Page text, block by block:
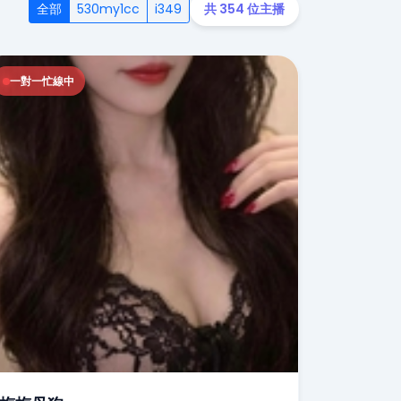
全部 530my1cc i349 共 354 位主播
一對一忙線中